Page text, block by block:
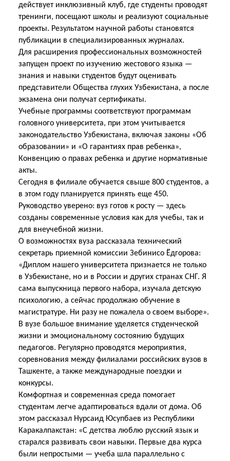
действует инклюзивный клуб, где студенты проводят
тренинги, посещают школы и реализуют социальные
проекты. Результатом научной работы становятся
публикации в специализированных журналах.
Для расширения профессиональных возможностей
запущен проект по изучению жестового языка —
знания и навыки студентов будут оценивать
представители Общества глухих Узбекистана, а после
экзамена они получат сертификаты.
Учебные программы соответствуют программам
головного университета, при этом учитывается
законодательство Узбекистана, включая законы «Об
образовании» и «О гарантиях прав ребенка»,
Конвенцию о правах ребенка и другие нормативные
акты.
Сегодня в филиале обучается свыше 800 студентов, а
в этом году планируется принять еще 450.
Руководство уверено: вуз готов к росту — здесь
созданы современные условия как для учебы, так и
для внеучебной жизни.
О возможностях вуза рассказала технический
секретарь приемной комиссии Зебинисо Ёдгорова:
«Диплом нашего университета признается не только
в Узбекистане, но и в России и других странах СНГ. Я
сама выпускница первого набора, изучала детскую
психологию, а сейчас продолжаю обучение в
магистратуре. Ни разу не пожалела о своем выборе».
В вузе большое внимание уделяется студенческой
жизни и эмоциональному состоянию будущих
педагогов. Регулярно проводятся мероприятия,
соревнования между филиалами российских вузов в
Ташкенте, а также международные поездки и
конкурсы.
Комфортная и современная среда помогает
студентам легче адаптироваться вдали от дома. Об
этом рассказал Нурсаид Юсупбаев из Республики
Каракалпакстан: «С детства люблю русский язык и
старался развивать свои навыки. Первые два курса
были непростыми — учеба шла параллельно с